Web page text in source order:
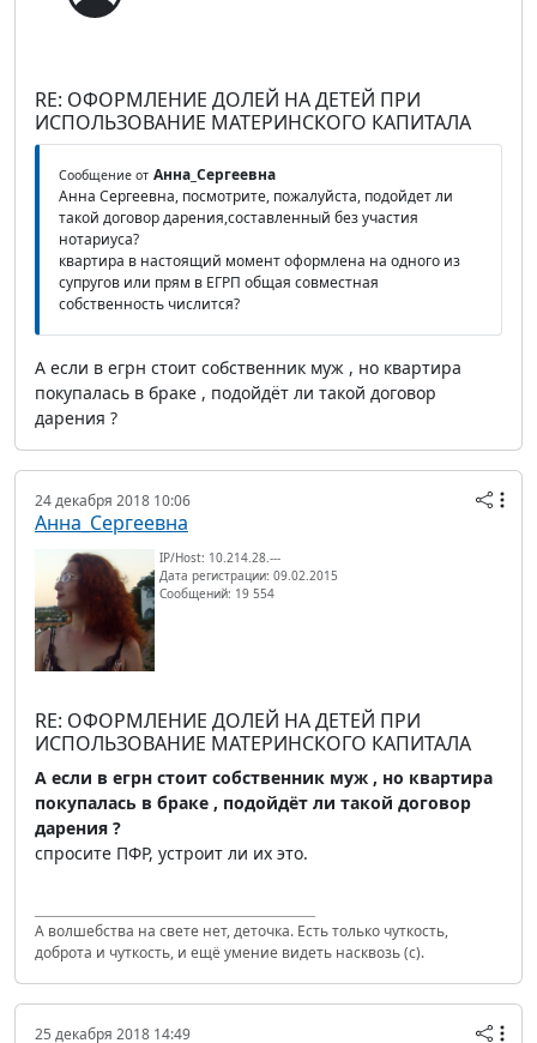
RE: ОФОРМЛЕНИЕ ДОЛЕЙ НА ДЕТЕЙ ПРИ
ИСПОЛЬЗОВАНИЕ МАТЕРИНСКОГО КАПИТАЛА
Сообщение от Анна_Сергеевна
Анна Сергеевна, посмотрите, пожалуйста, подойдет ли
такой договор дарения,составленный без участия
нотариуса?
квартира в настоящий момент оформлена на одного из
супругов или прям в ЕГРП общая совместная
собственность числится?
А если в егрн стоит собственник муж , но квартира
покупалась в браке , подойдёт ли такой договор
дарения ?
24 декабря 2018 10:06
Анна_Сергеевна
IP/Host: 10.214.28.---
Дата регистрации: 09.02.2015
Сообщений: 19 554
RE: ОФОРМЛЕНИЕ ДОЛЕЙ НА ДЕТЕЙ ПРИ
ИСПОЛЬЗОВАНИЕ МАТЕРИНСКОГО КАПИТАЛА
А если в егрн стоит собственник муж , но квартира
покупалась в браке , подойдёт ли такой договор
дарения ?
спросите ПФР, устроит ли их это.
А волшебства на свете нет, деточка. Есть только чуткость,
доброта и чуткость, и ещё умение видеть насквозь (с).
25 декабря 2018 14:49